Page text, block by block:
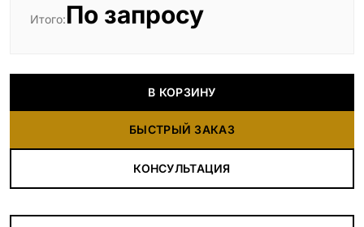
Итого:По запросу
В КОРЗИНУ
БЫСТРЫЙ ЗАКАЗ
КОНСУЛЬТАЦИЯ